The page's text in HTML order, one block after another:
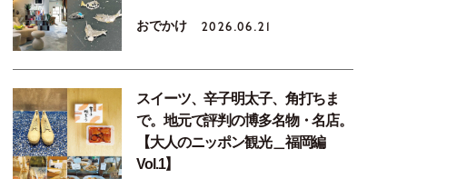
おでかけ 2026.06.21
スイーツ、辛子明太子、角打ちま
で。地元で評判の博多名物・名店。
【大人のニッポン観光＿福岡編
Vol.1】